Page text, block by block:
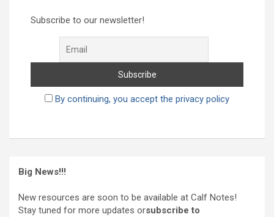
Subscribe to our newsletter!
By continuing, you accept the privacy policy
Big News!!!
New resources are soon to be available at Calf Notes!
Stay tuned for more updates orsubscribe to